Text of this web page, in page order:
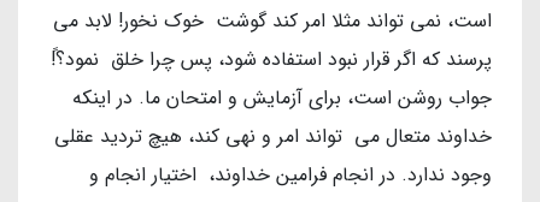
است، نمی تواند مثلا امر کند گوشت خوک نخور! لابد می
پرسند که اگر قرار نبود استفاده شود، پس چرا خلق نمود؟ً!
جواب روشن است، برای آزمایش و امتحان ما. در اینکه
خداوند متعال می تواند امر و نهی کند، هیچ تردید عقلی
وجود ندارد. در انجام فرامین خداوند، اختیار انجام و